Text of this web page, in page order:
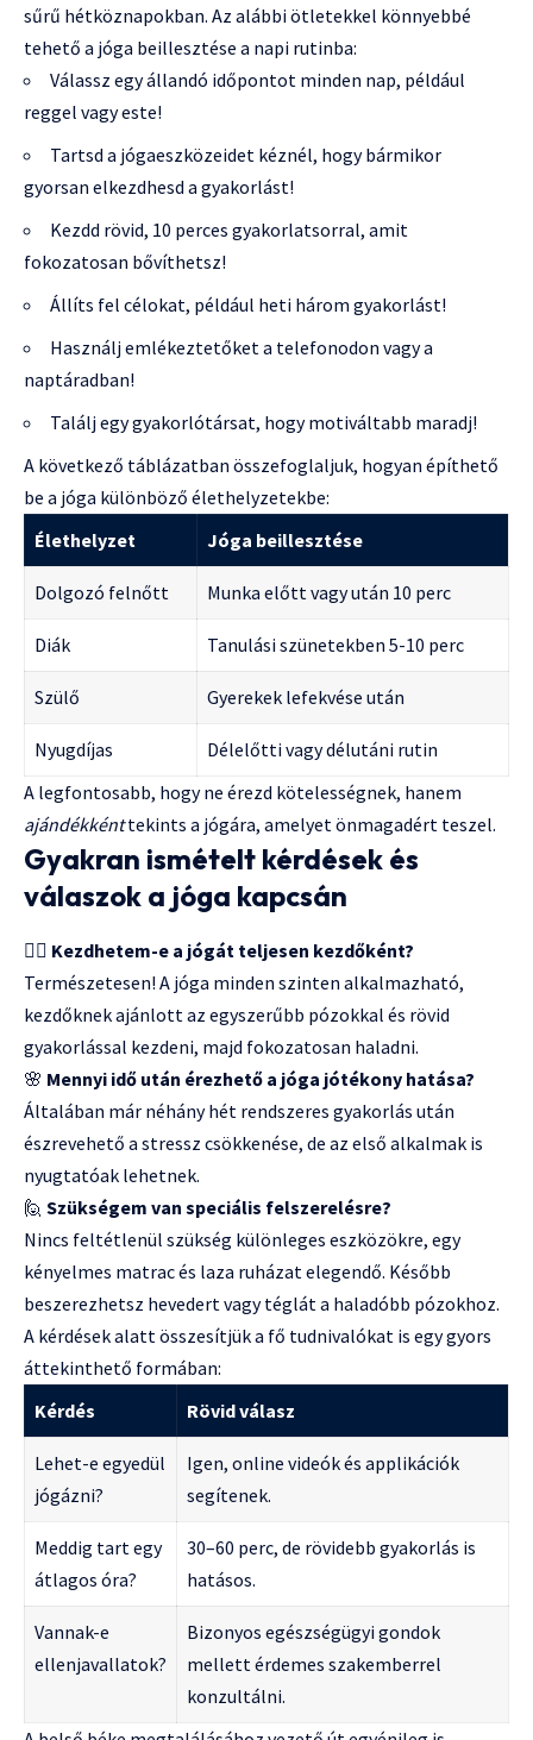
sűrű hétköznapokban. Az alábbi ötletekkel könnyebbé
tehető a jóga beillesztése a napi rutinba:
Válassz egy állandó időpontot minden nap, például
reggel vagy este!
Tartsd a jógaeszközeidet kéznél, hogy bármikor
gyorsan elkezdhesd a gyakorlást!
Kezdd rövid, 10 perces gyakorlatsorral, amit
fokozatosan bővíthetsz!
Állíts fel célokat, például heti három gyakorlást!
Használj emlékeztetőket a telefonodon vagy a
naptáradban!
Találj egy gyakorlótársat, hogy motiváltabb maradj!
A következő táblázatban összefoglaljuk, hogyan építhető
be a jóga különböző élethelyzetekbe:
Élethelyzet
Jóga beillesztése
Dolgozó felnőtt Munka előtt vagy után 10 perc
Diák Tanulási szünetekben 5-10 perc
Szülő Gyerekek lefekvése után
Nyugdíjas
Délelőtti vagy délutáni rutin
A legfontosabb, hogy ne érezd kötelességnek, hanem
ajándékkénttekints a jógára, amelyet önmagadért teszel.
Gyakran ismételt kérdések és
válaszok a jóga kapcsán
🧘‍♂️ Kezdhetem-e a jógát teljesen kezdőként?
Természetesen! A jóga minden szinten alkalmazható,
kezdőknek ajánlott az egyszerűbb pózokkal és rövid
gyakorlással kezdeni, majd fokozatosan haladni.
🌸 Mennyi idő után érezhető a jóga jótékony hatása?
Általában már néhány hét rendszeres gyakorlás után
észrevehető a stressz csökkenése, de az első alkalmak is
nyugtatóak lehetnek.
🙋 Szükségem van speciális felszerelésre?
Nincs feltétlenül szükség különleges eszközökre, egy
kényelmes matrac és laza ruházat elegendő. Később
beszerezhetsz hevedert vagy téglát a haladóbb pózokhoz.
A kérdések alatt összesítjük a fő tudnivalókat is egy gyors
áttekinthető formában:
Kérdés
Rövid válasz
Lehet-e egyedül
jógázni?
Igen, online videók és applikációk
segítenek.
Meddig tart egy
átlagos óra?
30–60 perc, de rövidebb gyakorlás is
hatásos.
Vannak-e
ellenjavallatok?
Bizonyos egészségügyi gondok
mellett érdemes szakemberrel
konzultálni.